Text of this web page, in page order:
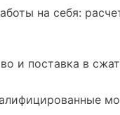
на себя:
и поставка в